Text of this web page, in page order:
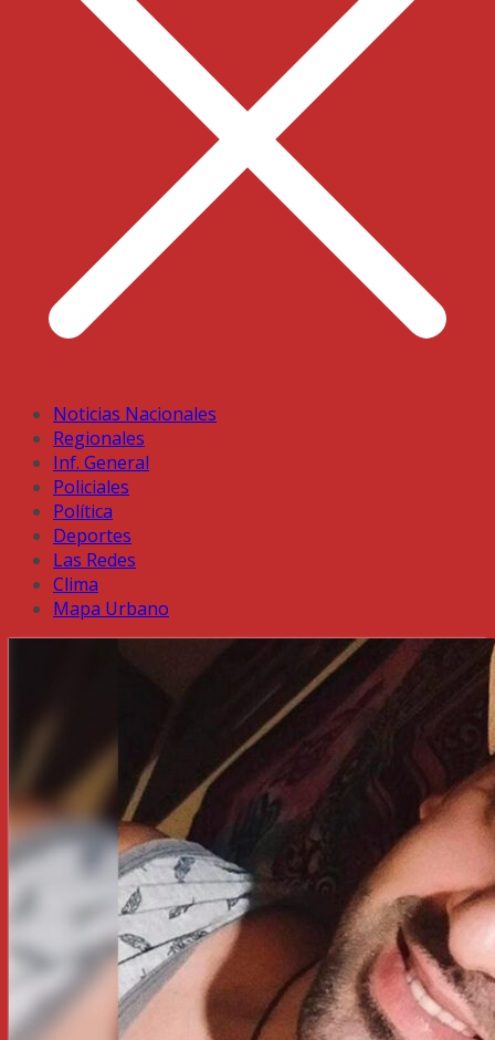
Noticias Nacionales
Regionales
Inf. General
Policiales
Política
Deportes
Las Redes
Clima
Mapa Urbano